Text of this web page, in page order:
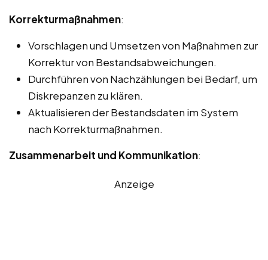
Korrekturmaßnahmen:
Vorschlagen und Umsetzen von Maßnahmen zur
Korrektur von Bestandsabweichungen.
Durchführen von Nachzählungen bei Bedarf, um
Diskrepanzen zu klären.
Aktualisieren der Bestandsdaten im System
nach Korrekturmaßnahmen.
Zusammenarbeit und Kommunikation:
Anzeige